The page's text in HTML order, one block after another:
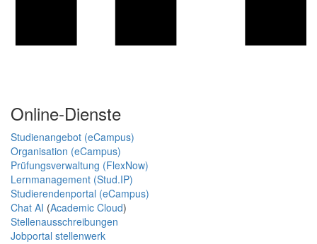
Online-Dienste
Studienangebot (eCampus)
Organisation (eCampus)
Prüfungsverwaltung (FlexNow)
Lernmanagement (Stud.IP)
Studierendenportal (eCampus)
Chat AI (Academic Cloud)
Stellenausschreibungen
Jobportal stellenwerk